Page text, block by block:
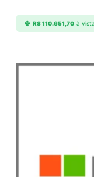
R$110.651,70 à